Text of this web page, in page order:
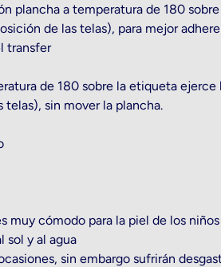
plancha a temperatura de 180
de las telas), para mejor
transfer
de 180 sobre la etiqueta
sin mover la plancha.
muy cómodo para la piel de los niños
sol y al agua
sin embargo sufrirán